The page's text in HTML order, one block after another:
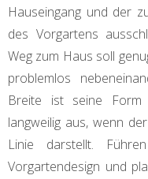
Hauseingang und der
des Vorgartens
Weg zum Haus soll
problemlos
Breite ist seine Form
langweilig aus, wenn
Linie darstellt.
Vorgartendesign und